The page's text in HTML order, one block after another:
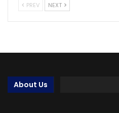
PREV NEXT
About Us